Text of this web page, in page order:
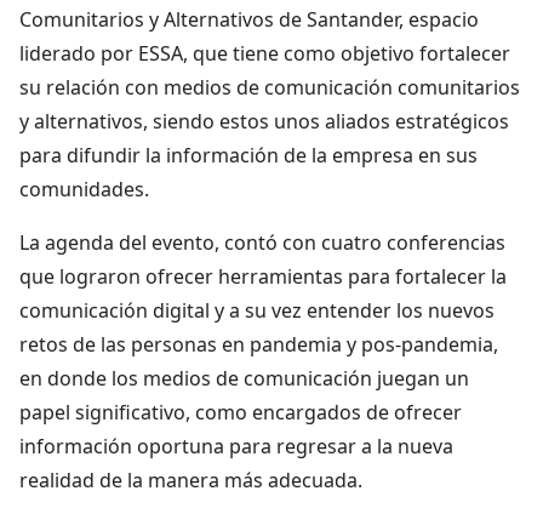
Comunitarios y Alternativos de Santander, espacio
liderado por ESSA, que tiene como objetivo fortalecer
su relación con medios de comunicación comunitarios
y alternativos, siendo estos unos aliados estratégicos
para difundir la información de la empresa en sus
comunidades.
La agenda del evento, contó con cuatro conferencias
que lograron ofrecer herramientas para fortalecer la
comunicación digital y a su vez entender los nuevos
retos de las personas en pandemia y pos-pandemia,
en donde los medios de comunicación juegan un
papel significativo, como encargados de ofrecer
información oportuna para regresar a la nueva
realidad de la manera más adecuada.